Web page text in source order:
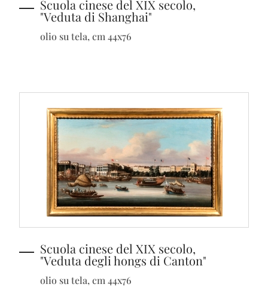
Scuola cinese del XIX secolo,
"Veduta di Shanghai"
olio su tela, cm 44x76
Scuola cinese del XIX secolo,
"Veduta degli hongs di Canton"
olio su tela, cm 44x76